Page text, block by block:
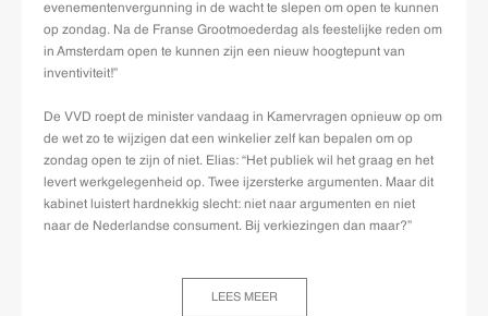
evenementenvergunning in de wacht te slepen om open te kunnen
op zondag. Na de Franse Grootmoederdag als feestelijke reden om
in Amsterdam open te kunnen zijn een nieuw hoogtepunt van
inventiviteit!”
De VVD roept de minister vandaag in Kamervragen opnieuw op om
de wet zo te wijzigen dat een winkelier zelf kan bepalen om op
zondag open te zijn of niet. Elias: “Het publiek wil het graag en het
levert werkgelegenheid op. Twee ijzersterke argumenten. Maar dit
kabinet luistert hardnekkig slecht: niet naar argumenten en niet
naar de Nederlandse consument. Bij verkiezingen dan maar?”
LEES MEER